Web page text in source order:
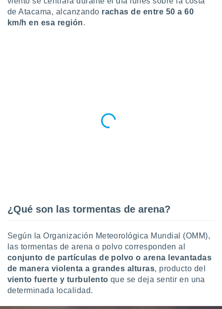
utilizar
uso de
con el
e
mediante
publicidad
de Atacama, alcanzando rachas de entre 50 a 60
km/h en esa región.
¿Qué son las tormentas de arena?
Según la Organización Meteorológica Mundial (OMM),
las tormentas de arena o polvo corresponden al
conjunto de partículas de polvo o arena levantadas
de manera violenta a grandes alturas, producto del
viento fuerte y turbulento que se deja sentir en una
determinada localidad.